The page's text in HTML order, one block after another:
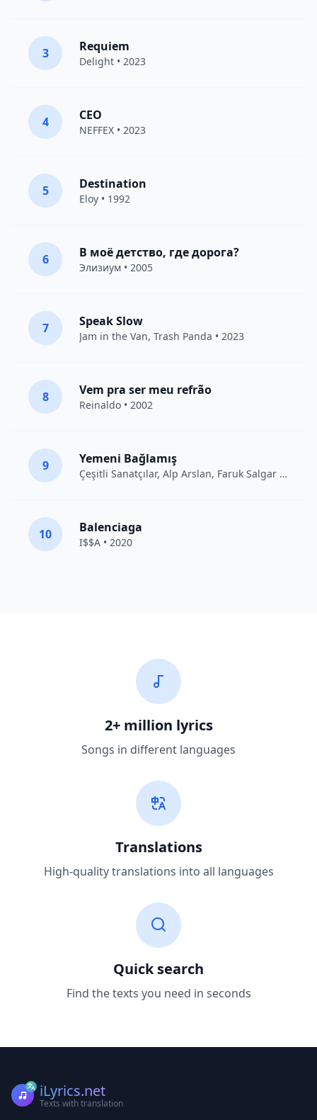
3 Requiem
Delight • 2023
4 CEO
NEFFEX • 2023
5 Destination
Eloy • 1992
6 В моё детство, где дорога?
Элизиум • 2005
7 Speak Slow
Jam in the Van, Trash Panda • 2023
8 Vem pra ser meu refrão
Reinaldo • 2002
9 Yemeni Bağlamış
Çeşitli Sanatçılar, Alp Arslan, Faruk Salgar • 2012
10 Balenciaga
I$$A • 2020
2+ million lyrics
Songs in different languages
Translations
High-quality translations into all languages
Quick search
Find the texts you need in seconds
iLyrics.net
Texts with translation